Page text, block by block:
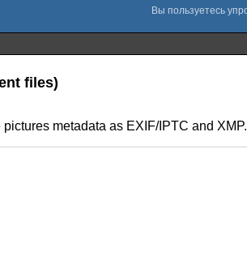
files)
metadata as EXIF/IPTC and XMP.